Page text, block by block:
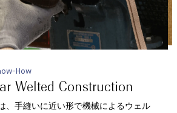
How
Welted Construction
、手縫いに近い形で機械によるウェル